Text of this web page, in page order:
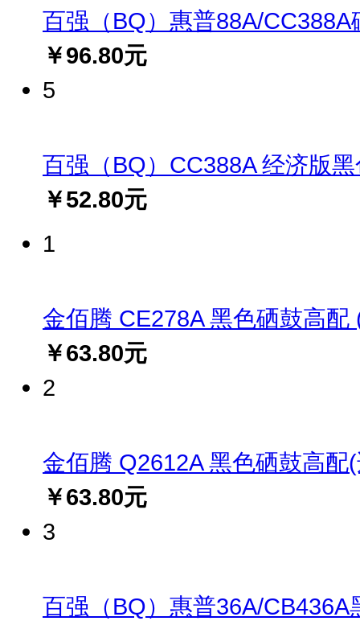
百强（BQ）惠普88A/
￥96.80元
5
百强（BQ）CC388A 经济版
￥52.80元
1
金佰腾 CE278A 黑色硒鼓高
￥63.80元
2
金佰腾 Q2612A 黑色硒鼓高
￥63.80元
3
百强（BQ）惠普36A/